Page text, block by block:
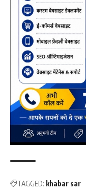
TAGGED: khabar sar